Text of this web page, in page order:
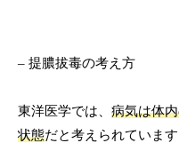
– 提膿拔毒の考え方
東洋医学では、病気は体
状態だと考えられていま